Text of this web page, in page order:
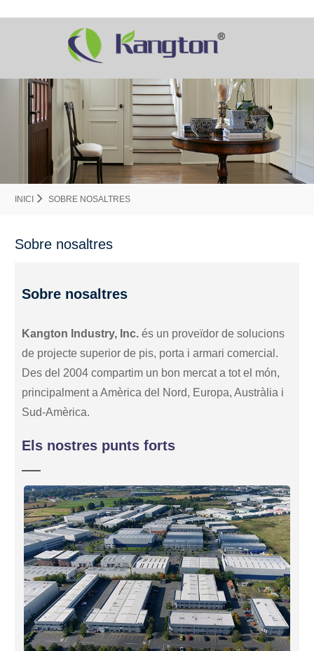
INICI SOBRE NOSALTRES
Sobre nosaltres
Sobre nosaltres
Kangton Industry, Inc. és un proveïdor de solucions
de projecte superior de pis, porta i armari comercial.
Des del 2004 compartim un bon mercat a tot el món,
principalment a Amèrica del Nord, Europa, Austràlia i
Sud-Amèrica.
Els nostres punts forts